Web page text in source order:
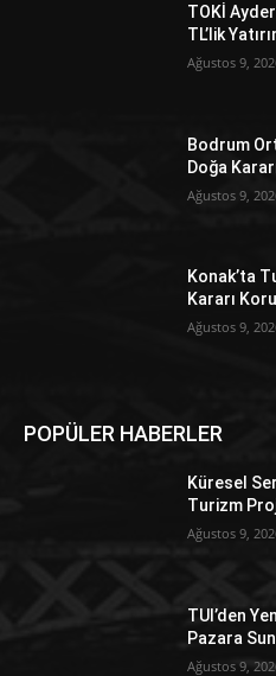
TOKİ
TL’lik
Ağustos 9,
Bodrum
Doğa
Ağustos 9,
Konak’ta
Kararı
Ağustos 9,
POPÜLER HABERLER
Küresel
Turizm
Ağustos 9,
TUI’den
Pazara
Ağustos 9,